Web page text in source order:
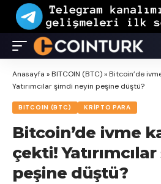
Anasayfa »BITCOIN (BTC)»Bitcoin’de
Yatırımcılar şimdi neyin peşine düştü?
BITCOIN (BTC) KRIPTO PARA
Bitcoin’de ivme
çekti!
peşine düştü?